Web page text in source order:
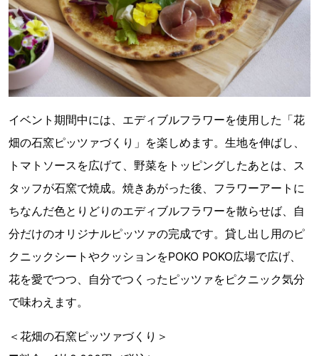
イベント期間中には、エディブルフラワーを使用した「花
畑の石窯ピッツァづくり」を楽しめます。生地を伸ばし、
トマトソースを広げて、野菜をトッピングしたあとは、ス
タッフが石窯で焼成。焼きあがった後、フラワーアートに
ちなんだ色とりどりのエディブルフラワーを散らせば、自
分だけのオリジナルピッツァの完成です。貸し出し用のピ
クニックシートやクッションをPOKO POKO広場で広げ、
花を愛でつつ、自分でつくったピッツァをピクニック気分
で味わえます。
＜花畑の石窯ピッツァづくり＞